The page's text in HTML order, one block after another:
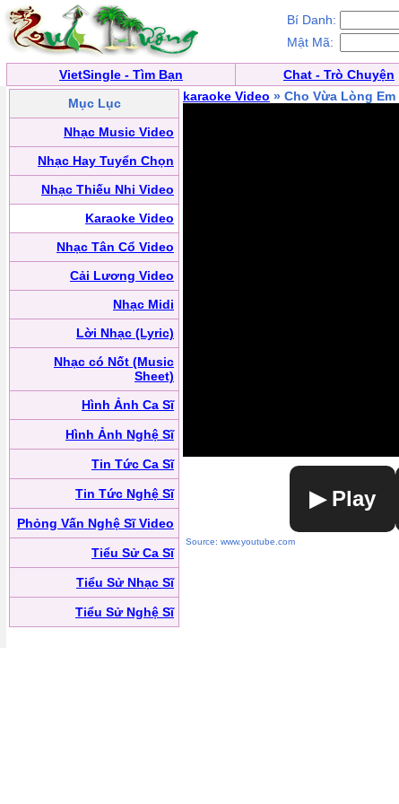
Bí Danh:
Mật Mã:
VietSingle - Tìm Bạn Chat - Trò Chuyện
Mục Lục
Nhạc Music Video
Nhạc Hay Tuyển Chọn
Nhạc Thiếu Nhi Video
Karaoke Video
Nhạc Tân Cổ Video
Cải Lương Video
Nhạc Midi
Lời Nhạc (Lyric)
Nhạc có Nốt (Music
Sheet)
Hình Ảnh Ca Sĩ
Hình Ảnh Nghệ Sĩ
Tin Tức Ca Sĩ
Tin Tức Nghệ Sĩ
Phỏng Vấn Nghệ Sĩ Video
Tiểu Sử Ca Sĩ
Tiểu Sử Nhạc Sĩ
Tiểu Sử Nghệ Sĩ
karaoke Video » Cho Vừa Lòng Em
▶ Play
Source: www.youtube.com